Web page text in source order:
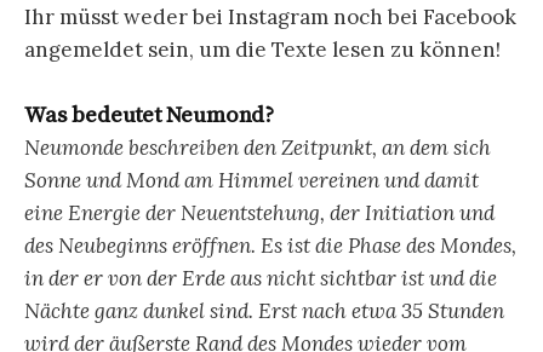
Ihr müsst weder bei Instagram noch bei Facebook
angemeldet sein, um die Texte lesen zu können!
Was bedeutet Neumond?
Neumonde beschreiben den Zeitpunkt, an dem sich
Sonne und Mond am Himmel vereinen und damit
eine Energie der Neuentstehung, der Initiation und
des Neubeginns eröffnen. Es ist die Phase des Mondes,
in der er von der Erde aus nicht sichtbar ist und die
Nächte ganz dunkel sind. Erst nach etwa 35 Stunden
wird der äußerste Rand des Mondes wieder vom